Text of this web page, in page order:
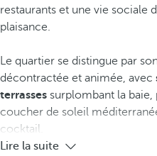
restaurants et une vie sociale
plaisance.
Le quartier se distingue par
décontractée et animée, avec
terrasses surplombant la
coucher de soleil
cocktail.
Lire la suite